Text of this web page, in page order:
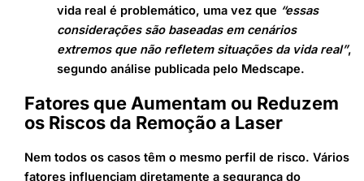
vida real é problemático, uma vez que “essas
considerações são baseadas em cenários
extremos que não refletem situações da vida real”,
segundo análise publicada pelo Medscape.
Fatores que Aumentam ou Reduzem
os Riscos da Remoção a Laser
Nem todos os casos têm o mesmo perfil de risco. Vários
fatores influenciam diretamente a segurança do